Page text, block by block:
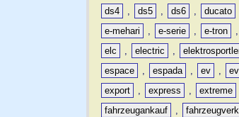
ds4
, ds5 , ds6 , ducato
e-mehari
, e-serie , e-tron ,
elc
, electric ,
espace
, espada , ev ,
export
, express , extreme
fahrzeugankauf
,